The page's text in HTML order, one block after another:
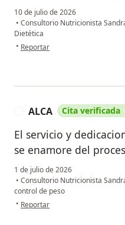
10 de julio de 2026
• Consultorio Nutricionista
Dietética
• en opinión del usuario Elisa
Reportar
ALCA Cita verificada
El servicio y
se enamore del
1 de julio de 2026
• Consultorio Nutricionista
control de peso
• en opinión del usuario ALCA
Reportar